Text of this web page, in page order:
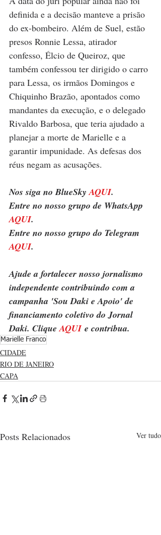
definida e a decisão manteve a prisão
do ex-bombeiro. Além de Suel, estão
presos Ronnie Lessa, atirador
confesso, Élcio de Queiroz, que
também confessou ter dirigido o carro
para Lessa, os irmãos Domingos e
Chiquinho Brazão, apontados como
mandantes da execução, e o delegado
Rivaldo Barbosa, que teria ajudado a
planejar a morte de Marielle e a
garantir impunidade. As defesas dos
réus negam as acusações.
Nos siga no BlueSky AQUI.
Entre no nosso grupo de WhatsApp
AQUI.
Entre no nosso grupo do Telegram
AQUI.
Ajude a fortalecer nosso jornalismo
independente contribuindo com a
campanha 'Sou Daki e Apoio' de
financiamento coletivo do Jornal
Daki. Clique AQUI e contribua.
Marielle Franco
CIDADE
RIO DE JANEIRO
CAPA
Posts Relacionados Ver tudo